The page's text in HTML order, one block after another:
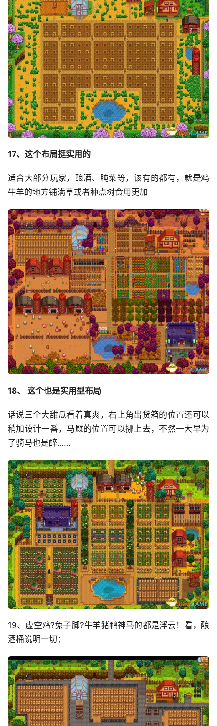
17、这个布局挺实用的
适合大部分玩家，酿酒、腌菜等，该有的都有，就是鸡
牛羊的地方铺满草或者种点树食用更加
18、 这个也是实用型布局
话说三个大甜瓜看着真爽，右上角出货箱的位置还可以
稍加设计一番，马厩的位置可以挪上去，不然一大早为
了骑马也是醉……
19、虚空鸡?兔子脚?牛羊猪鸭神马的都是浮云！看，酿
酒桶说明一切：